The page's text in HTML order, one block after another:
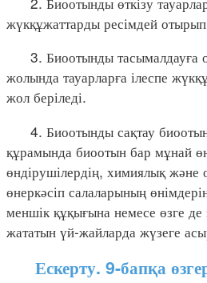
жүкқұжаттарды ресімдей
3. Биоотынды тасымалдауға
жолында тауарларға ілеспе
жол беріледі.
4. Биоотынды сақтау биоотын
құрамында биоотын бар мұнай
өндірушілердің, химиялық
өнеркәсіп салаларының
меншік құқығына немесе өзге де
жататын үй-жайларда жүзеге
Ескерту. 9-бапқа